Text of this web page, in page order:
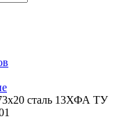
сталь 13ХФА ТУ